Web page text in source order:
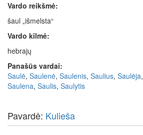
Vardo reikšmė:
šaul „išmelsta“
Vardo kilmė:
hebrajų
Panašūs vardai:
Saulė, Saulenė, Saulenis, Saulius, Saulėja,
Saulena, Saulis, Saulytis
Pavardė: Kulieša